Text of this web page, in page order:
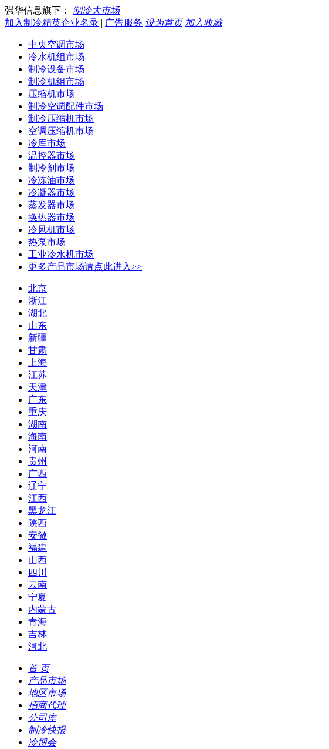
强华信息旗下：
制冷大市场
加入制冷精英企业名录 | 广告服务 设为首页 加入收藏
中央空调市场
冷水机组市场
制冷设备市场
制冷机组市场
压缩机市场
制冷空调配件市场
制冷压缩机市场
空调压缩机市场
冷库市场
温控器市场
制冷剂市场
冷冻油市场
冷凝器市场
蒸发器市场
换热器市场
冷风机市场
热泵市场
工业冷水机市场
更多产品市场请点此进入>>
北京
浙江
湖北
山东
新疆
甘肃
上海
江苏
天津
广东
重庆
湖南
海南
河南
贵州
广西
辽宁
江西
黑龙江
陕西
安徽
福建
山西
四川
云南
宁夏
内蒙古
青海
吉林
河北
首 页
产品市场
地区市场
招商代理
公司库
制冷快报
冷博会